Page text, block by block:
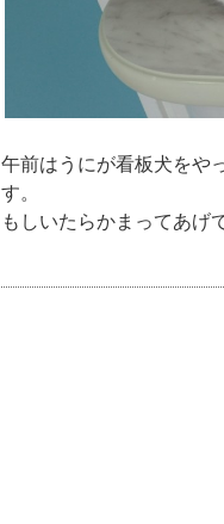
午前はうにが看板犬をや
す。
もしいたらかまってあげ